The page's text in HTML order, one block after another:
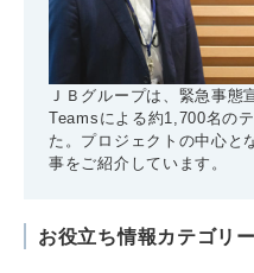
ＪＢグループは、緊急事
Teamsによる約1,700名の
た。プロジェクトの中心と
事をご紹介しています。
お役立ち情報カテゴリー